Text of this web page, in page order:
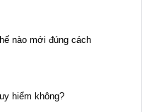
nào mới đúng cách
hiểm không?